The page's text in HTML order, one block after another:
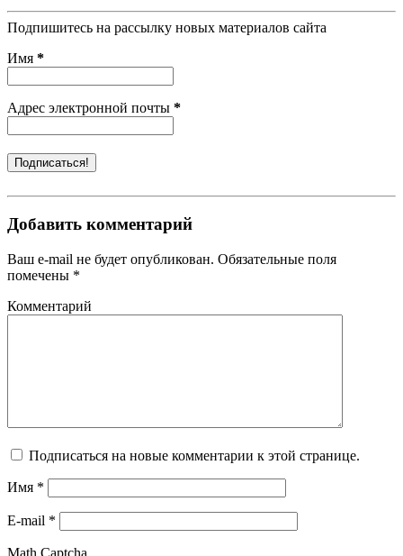
Подпишитесь на рассылку новых материалов сайта
Имя *
Адрес электронной почты *
Добавить комментарий
Ваш e-mail не будет опубликован. Обязательные поля
помечены *
Комментарий
Подписаться на новые комментарии к этой странице.
Имя *
E-mail *
Math Captcha